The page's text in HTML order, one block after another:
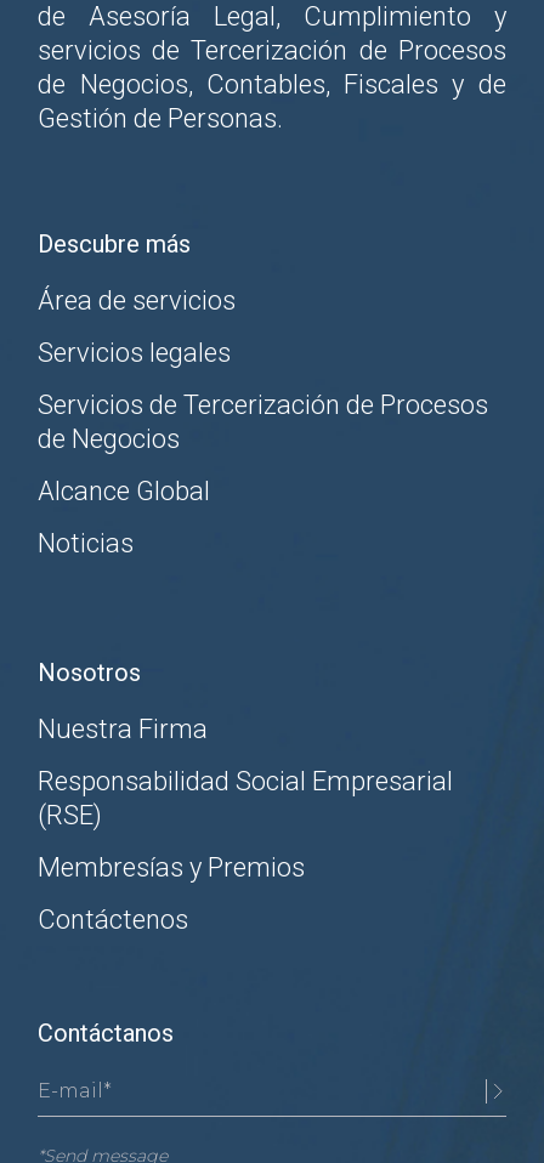
de Asesoría Legal, Cumplimiento y
servicios de Tercerización de Procesos
de Negocios, Contables, Fiscales y de
Gestión de Personas.
Descubre más
Área de servicios
Servicios legales
Servicios de Tercerización de Procesos
de Negocios
Alcance Global
Noticias
Nosotros
Nuestra Firma
Responsabilidad Social Empresarial
(RSE)
Membresías y Premios
Contáctenos
Contáctanos
*Send message